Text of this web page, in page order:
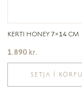
KERTI HONEY 7×14 CM
1.890 kr.
SETJA Í KÖRFU